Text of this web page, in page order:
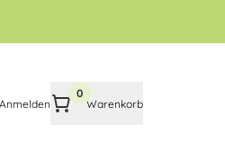
Anmelden
0
Warenkorb